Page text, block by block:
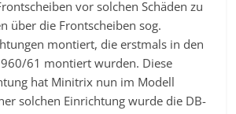
vor solchen Schäden zu
über die Frontscheiben sog.
montiert, die erstmals in den
61 montiert wurden. Diese
hat Minitrix nun im Modell
solchen Einrichtung wurde die DB-